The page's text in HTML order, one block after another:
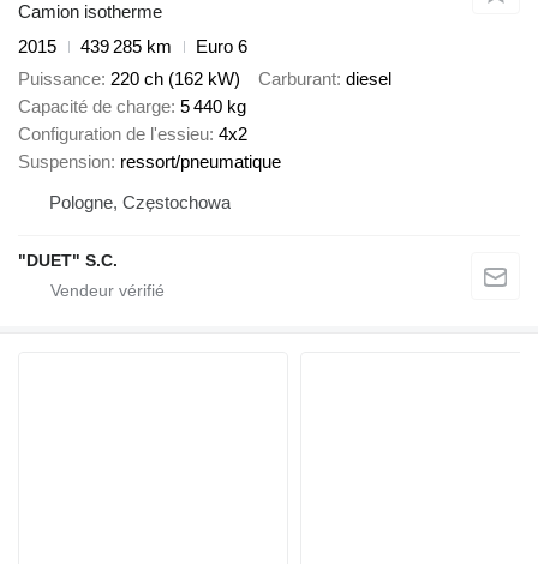
Camion isotherme
2015
439 285 km
Euro 6
Puissance 220 ch (162 kW) Carburant diesel
Capacité de charge 5 440 kg
Configuration de l'essieu 4x2
Suspension ressort/pneumatique
Pologne, Częstochowa
"DUET" S.C.